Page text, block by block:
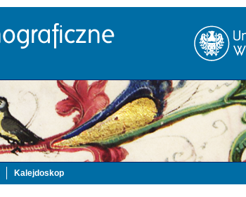
Kalejdoskop